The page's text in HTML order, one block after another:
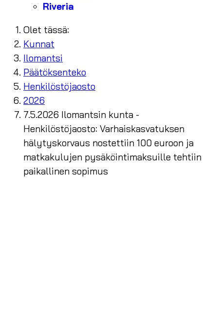
Riveria
Olet tässä:
Kunnat
Ilomantsi
Päätöksenteko
Henkilöstöjaosto
2026
7.5.2026 Ilomantsin kunta -
Henkilöstöjaosto: Varhaiskasvatuksen
hälytyskorvaus nostettiin 100 euroon ja
matkakulujen pysäköintimaksuille tehtiin
paikallinen sopimus